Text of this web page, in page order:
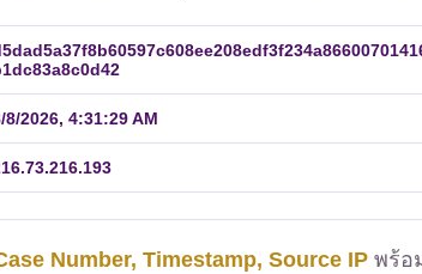
8/2026, 4:31:29 AM
Number, Timestamp, Source IPพร้อ